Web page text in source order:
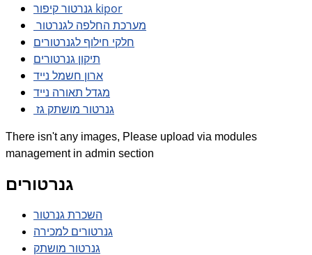
גנרטור קיפור kipor
מערכת החלפה לגנרטור
חלקי חילוף לגנרטורים
תיקון גנרטורים
ארון חשמל נייד
מגדל תאורה נייד
גנרטור מושתק גז
There isn't any images, Please upload via modules
management in admin section
גנרטורים
השכרת גנרטור
גנרטורים למכירה
גנרטור מושתק